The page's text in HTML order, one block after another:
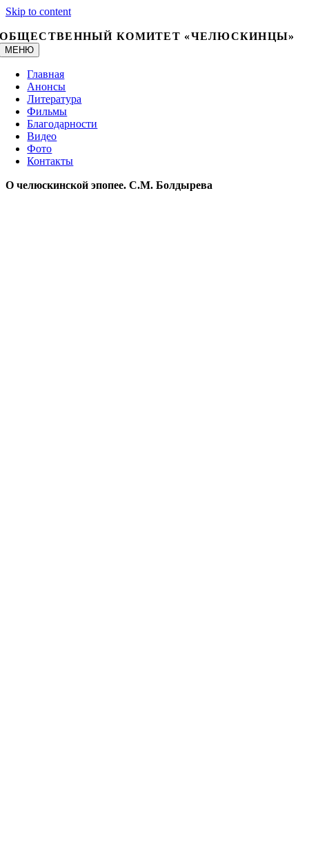
Skip to content
ОБЩЕСТВЕННЫЙ КОМИТЕТ «ЧЕЛЮСКИНЦЫ»
МЕНЮ
Главная
Анонсы
Литература
Фильмы
Благодарности
Видео
Фото
Контакты
О челюскинской эпопее. С.М. Болдырева